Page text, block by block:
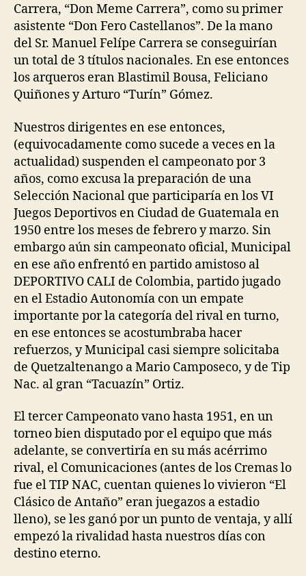
Carrera, “Don Meme Carrera”, como su primer
asistente “Don Fero Castellanos”. De la mano
del Sr. Manuel Felípe Carrera se conseguirían
un total de 3 títulos nacionales. En ese entonces
los arqueros eran Blastimil Bousa, Feliciano
Quiñones yArturo “Turín” Gómez.
Nuestros dirigentes en ese entonces,
(equivocadamente como sucede a veces en la
actualidad) suspenden el campeonato por 3
años, como excusa la preparación de una
Selección Nacional que participaría en los VI
Juegos Deportivos en Ciudad de Guatemala en
1950 entre los meses de febrero y marzo. Sin
embargo aún sin campeonato oficial, Municipal
en ese año enfrentó en partido amistoso al
DEPORTIVO CALI de Colombia, partido jugado
en el Estadio Autonomía con un empate
importante por la categoría del rival en turno,
en ese entonces se acostumbraba hacer
refuerzos, y Municipal casi siempre solicitaba
de Quetzaltenango a Mario Camposeco, y de Tip
Nac. al gran “Tacuazín” Ortiz.
El tercer Campeonato vano hasta 1951, en un
torneo bien disputado por el equipo que más
adelante, se convertiría en su más acérrimo
rival, el Comunicaciones (antes de los Cremas lo
fue el TIP NAC, cuentan quienes lo vivieron “El
Clásico de Antaño” eran juegazos a estadio
lleno), se les ganó por un punto de ventaja, y allí
empezó la rivalidad hasta nuestros días con
destino eterno.